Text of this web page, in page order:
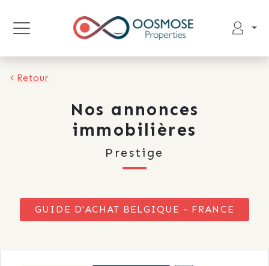
Retour
Nos annonces
immobilières
Prestige
GUIDE D'ACHAT BELGIQUE - FRANCE